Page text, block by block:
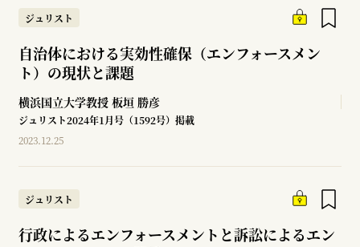
ジュリスト
自治体における実効性確保（エンフォースメン
ト）の現状と課題
横浜国立大学教授 板垣 勝彦
ジュリスト2024年1月号（1592号）掲載
2023.12.25
ジュリスト
行政によるエンフォースメントと訴訟によるエン